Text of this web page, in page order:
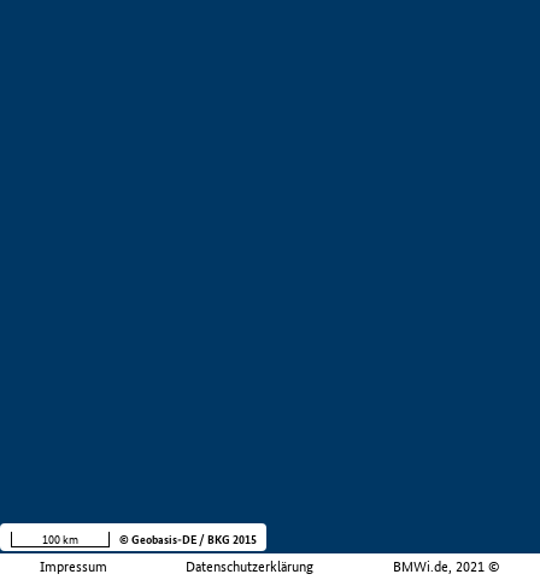
Impressum Datenschutzerklärung BMWi.de, 2021 ©
100 km © Geobasis-DE / BKG 2015